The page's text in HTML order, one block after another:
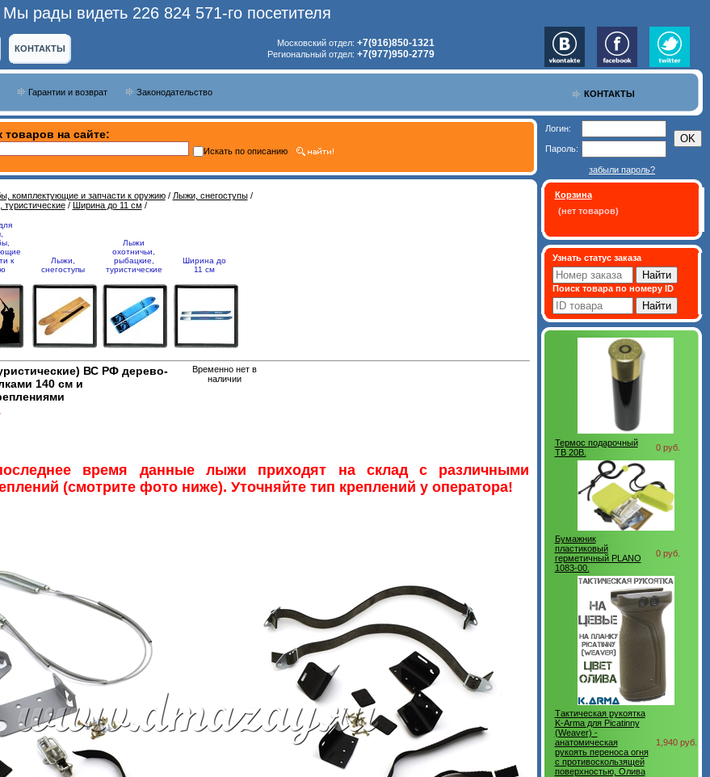
Мы рады видеть 226 824 571-го посетителя
КОНТАКТЫ
Московский отдел: +7(916)850-1321
Региональный отдел: +7(977)950-2779
КОНТАКТЫ
Гарантии и возврат Законодательство
товаров на сайте:
Искать по описанию
комплектующие и запчасти к оружию/ Лыжи, снегоступы/
/ Ширина до 11 см /
к
Лыжи,
снегоступы
Лыжи
охотничьи,
рыбацкие,
туристические
Ширина до
11 см
ВС РФ дерево-
140 см и
Временно нет в
наличии
время данные лыжи приходят на склад с различными
(смотрите фото ниже). Уточняйте тип креплений у оператора!
Логин:
Пароль:
забыли пароль?
Корзина
(нет товаров)
Узнать статус заказа
Поиск товара по номеру ID
Термос подарочный
TB 20B.
0 руб.
Бумажник
пластиковый
герметичный PLANO
1083-00.
0 руб.
Тактическая рукоятка
K-Arma для Picatinny
(Weaver) -
анатомическая
рукоять переноса огня
с противоскользящей
поверхностью, Олива
1,940 руб.